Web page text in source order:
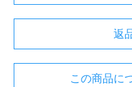
返
この商品に